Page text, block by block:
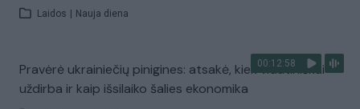
Laidos Nauja diena
00:12:58
Pravėrė ukrainiečių pinigines: atsakė, kiek vidutiniškai
uždirba ir kaip išsilaiko šalies ekonomika